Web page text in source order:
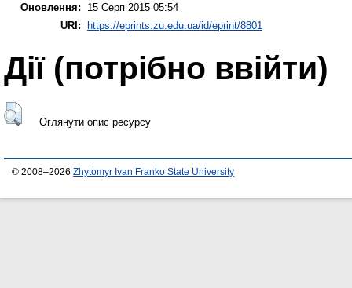
Оновлення:
15 Серп 2015 05:54
URI: https://eprints.zu.edu.ua/id/eprint/8801
Дії ​​(потрібно ввійти)
Оглянути опис ресурсу
© 2008–2026 Zhytomyr Ivan Franko State University